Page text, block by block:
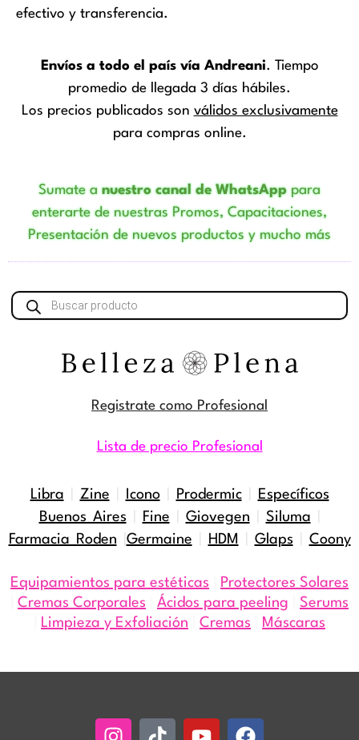
efectivo y transferencia.
Envíos a todo el país vía Andreani. Tiempo
promedio de llegada 3 días hábiles.
Los precios publicados son válidos exclusivamente
para compras online.
Sumate anuestro canal de WhatsApppara
enterarte de nuestras Promos, Capacitaciones,
Presentación de nuevos productos y mucho más
Búsqueda
de
Registrate como Profesional
Lista de precio Profesional
Libra Zine Icono| Prodermic|
Específicos
Buenos Aires
Fine Giovegen Siluma
Farmacia Roden
Germaine HDM Glaps Coony
Equipamientos para estéticas
Protectores Solares
Cremas Corporales Ácidos para peeling
Serums
Limpieza y Exfoliación Cremas Máscaras
Instagram
TiktokYoutubeFacebook